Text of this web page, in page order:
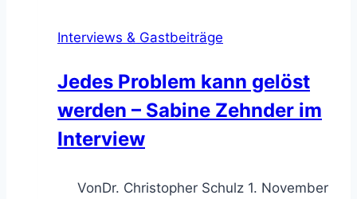
Interviews & Gastbeiträge
Jedes Problem kann gelöst
werden – Sabine Zehnder im
Interview
VonDr. Christopher Schulz 1. November